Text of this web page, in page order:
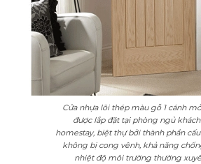
Cửa nhựa lõi thép màu gỗ 1 cánh
được lắp đặt tại phòng ngủ khách
homestay, biệt thự bởi thành phần
không bị cong vênh, khả năng
nhiệt độ môi trường thường